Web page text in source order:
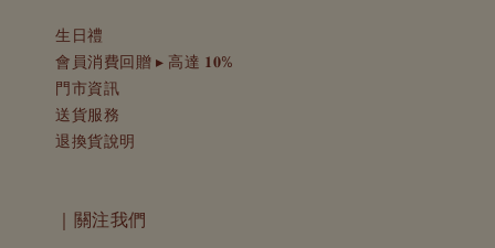
生日禮
會員消費回贈 ▸ 高達 𝟏𝟎%
門市資訊
送貨服務
退換貨說明
｜關注我們